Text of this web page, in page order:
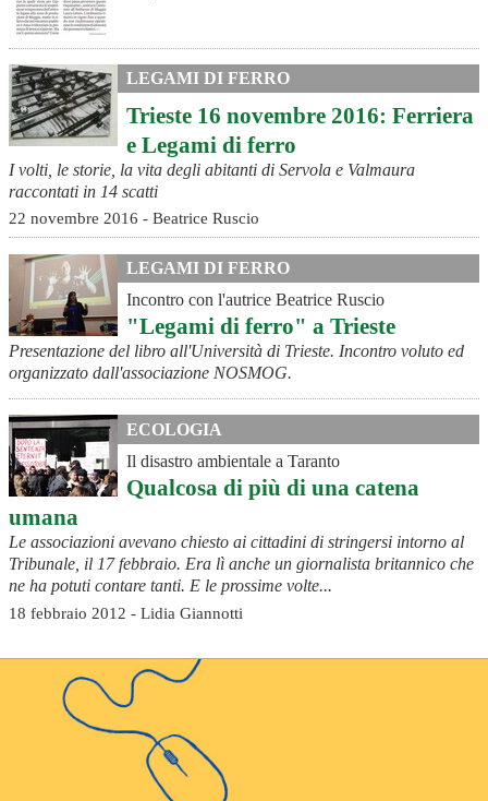
LEGAMI DI FERRO
Trieste 16 novembre 2016: Ferriera
e Legami di ferro
I volti, le storie, la vita degli abitanti di Servola e Valmaura
raccontati in 14 scatti
22 novembre 2016 - Beatrice Ruscio
LEGAMI DI FERRO
Incontro con l'autrice Beatrice Ruscio
"Legami di ferro" a Trieste
Presentazione del libro all'Università di Trieste. Incontro voluto ed
organizzato dall'associazione NOSMOG.
ECOLOGIA
Il disastro ambientale a Taranto
Qualcosa di più di una catena
umana
Le associazioni avevano chiesto ai cittadini di stringersi intorno al
Tribunale, il 17 febbraio. Era lì anche un giornalista britannico che
ne ha potuti contare tanti. E le prossime volte...
18 febbraio 2012 - Lidia Giannotti